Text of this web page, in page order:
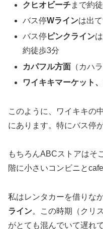
クヒオビーチまで約
バス停Wラインは出
バス停ピンクライン
約徒歩3分
カパフル方面 （カハ
ワイキキマーケット
このように、ワイキキの
にあります。特にバス停
もちろんABCストアはそ
階に小さいコンビニと
私はレンタカーを借りな
ライン。この時期（クリ
がとても混んでいて遅れ